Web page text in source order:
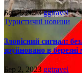
Бер 3, 2023ggtravel
Туристичні новини
Зловісний сигнал:
зруйновано в березні
Бер 2, 2023 ggtravel